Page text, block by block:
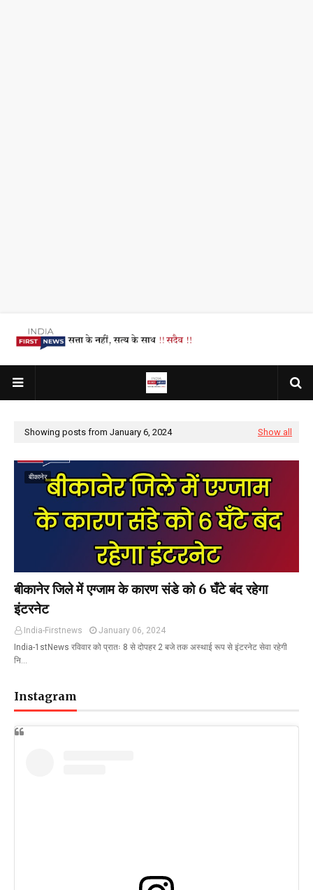
Showing posts from January 6, 2024 Show all
बीकानेर
बीकानेर जिले में एग्जाम के कारण संडे को 6 घँटे बंद रहेगा
इंटरनेट
India-Firstnews
January 06, 2024
India-1stNews रविवार को प्रातः 8 से दोपहर 2 बजे तक अस्थाई रूप से इंटरनेट सेवा रहेगी
नि…
Instagram